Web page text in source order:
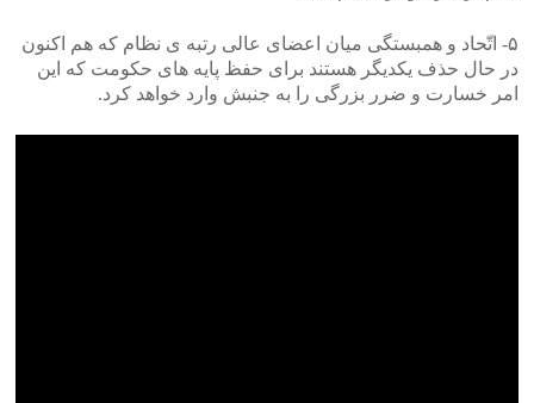
۵- اتّحاد و همبستگی میان اعضای عالی رتبه ی نظام که هم اکنون
در حال حذف یکدیگر هستند برای حفظ پایه های حکومت که این
امر خسارت و ضرر بزرگی را به جنبش وارد خواهد کرد.